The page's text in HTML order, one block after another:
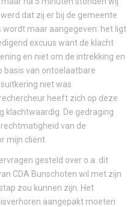
dat zij er bij de gemeente
wordt maar aangegeven: het ligt
excuus want de klacht
en niet om de intrekking en
basis van ontoelaatbare
niet was
heeft zich op deze
klachtwaardig. De gedraging
van de
mijn cliënt.
gesteld over o.a. dit
CDA Bunschoten wil met zijn
zou kunnen zijn. Het
aangepakt moeten